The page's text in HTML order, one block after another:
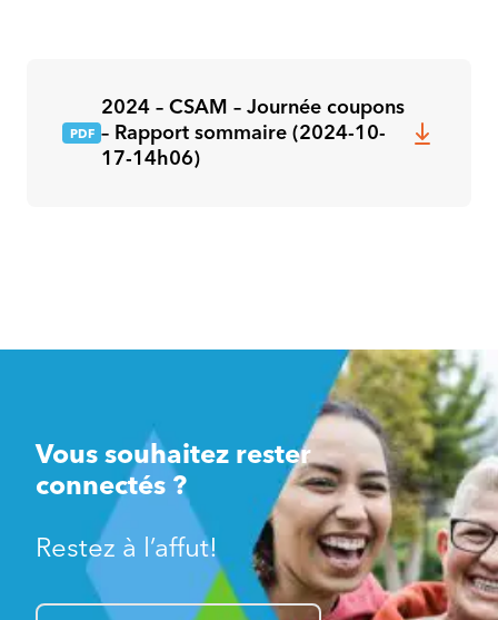
2024 – CSAM – Journée coupons
– Rapport sommaire (2024-10-
17-14h06)
Vous souhaitez rester
connectés ?
Restez à l’affut!